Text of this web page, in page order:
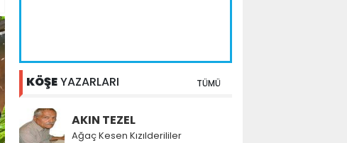
KÖŞEYAZARLARI TÜMÜ
AKIN TEZEL
Ağaç Kesen Kızılderililer